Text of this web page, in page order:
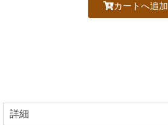
カートへ追加
詳細